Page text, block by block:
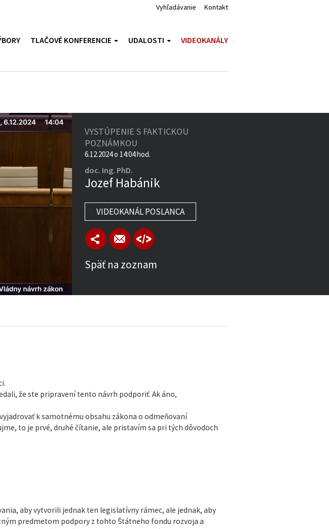
Vyhľadávanie Kontakt
TLAČOVÉ KONFERENCIE UDALOSTI VIDEOKANÁLY
VYSTÚPENIE S FAKTICKOU
POZNÁMKOU
6.12.2024 o 14:04 hod.
doc. Ing. PhD.
Jozef Habánik
VIDEOKANÁL POSLANCA
Späť na zoznam
že ste pripravení tento návrh podporiť. Ak áno,
k samotnému obsahu zákona o odmeňovaní
to je prvé, druhé čítanie, ale pristavím sa pri tých dôvodoch
aby vytvorili jednak ten legislatívny rámec, ale jednak, aby
predmetom podpory z tohto Štátneho fondu rozvoja a